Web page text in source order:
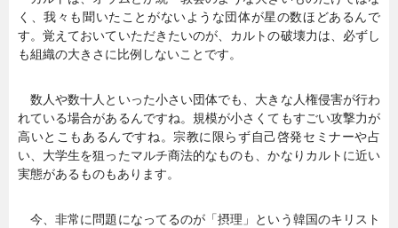
く、我々も聞いたことがないような団体が星の数ほどあるんで
す。覚えておいていただきたいのが、カルトの破壊力は、必ずし
も組織の大きさに比例しないことです。
数人や数十人といった小さい団体でも、大きな人権侵害が行わ
れている場合があるんですね。規模が小さくてもすごい攻撃力が
高いとこもあるんですね。宗教に限らず自己啓発セミナーや占
い、大学生を狙ったマルチ商法的なものも、かなりカルトに近い
実態があるものもあります。
今、非常に問題になってるのが「摂理」という韓国のキリスト